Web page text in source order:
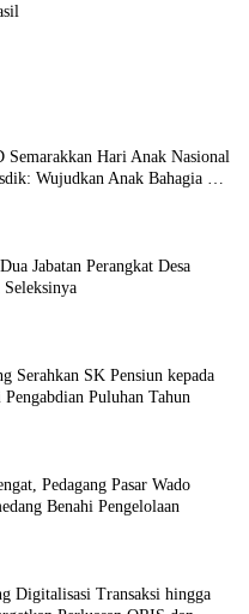
Semarakkan Hari Anak Nasional
Wujudkan Anak Bahagia dan
Jabatan Perangkat Desa
Serahkan SK Pensiun kepada
Puluhan Tahun
Pedagang Pasar Wado
Benahi Pengelolaan
Digitalisasi Transaksi hingga